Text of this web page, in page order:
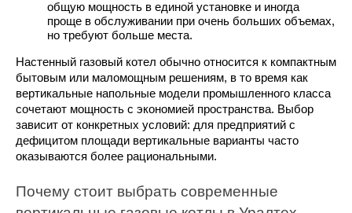
общую мощность в единой установке и иногда
проще в обслуживании при очень больших объемах,
но требуют больше места.
Настенный газовый котел обычно относится к компактным
бытовым или маломощным решениям, в то время как
вертикальные напольные модели промышленного класса
сочетают мощность с экономией пространства. Выбор
зависит от конкретных условий: для предприятий с
дефицитом площади вертикальные варианты часто
оказываются более рациональными.
Почему стоит выбрать современные